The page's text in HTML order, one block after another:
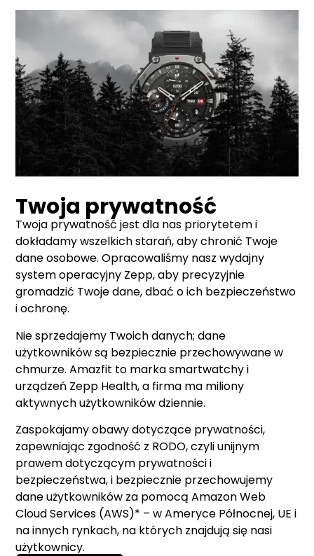
Twoja prywatność
Twoja prywatność jest dla nas priorytetem i
dokładamy wszelkich starań, aby chronić Twoje
dane osobowe. Opracowaliśmy nasz wydajny
system operacyjny Zepp, aby precyzyjnie
gromadzić Twoje dane, dbać o ich bezpieczeństwo
i ochronę.
Nie sprzedajemy Twoich danych; dane
użytkowników są bezpiecznie przechowywane w
chmurze. Amazfit to marka smartwatchy i
urządzeń Zepp Health, a firma ma miliony
aktywnych użytkowników dziennie.
Zaspokajamy obawy dotyczące prywatności,
zapewniając zgodność z RODO, czyli unijnym
prawem dotyczącym prywatności i
bezpieczeństwa, i bezpiecznie przechowujemy
dane użytkowników za pomocą Amazon Web
Cloud Services (AWS)* – w Ameryce Północnej, UE i
na innych rynkach, na których znajdują się nasi
użytkownicy.